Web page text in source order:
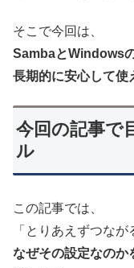
そこで今回は、
SambaとWindows
長期的に安心して使
今回の記事で
ル
この記事では、
「とりあえずつなが
なぜその設定なのか